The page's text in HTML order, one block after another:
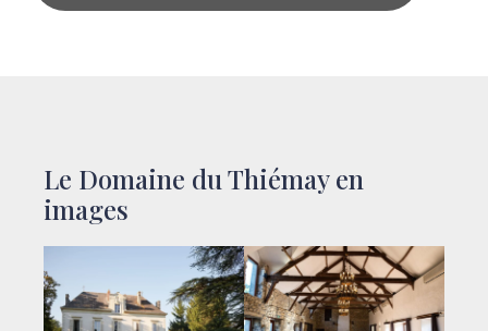
Le Domaine du Thiémay en
images